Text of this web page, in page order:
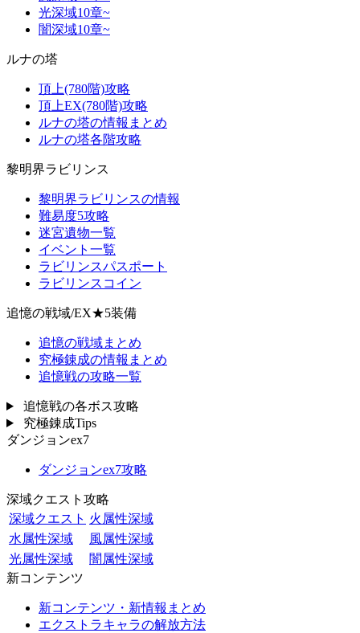
光深域10章~
闇深域10章~
ルナの塔
頂上(780階)攻略
頂上EX(780階)攻略
ルナの塔の情報まとめ
ルナの塔各階攻略
黎明界ラビリンス
黎明界ラビリンスの情報
難易度5攻略
迷宮遺物一覧
イベント一覧
ラビリンスパスポート
ラビリンスコイン
追憶の戦域/EX★5装備
追憶の戦域まとめ
究極錬成の情報まとめ
追憶戦の攻略一覧
追憶戦の各ボス攻略
究極錬成Tips
ダンジョンex7
ダンジョンex7攻略
深域クエスト攻略
深域クエスト 火属性深域
水属性深域
風属性深域
光属性深域
闇属性深域
新コンテンツ
新コンテンツ・新情報まとめ
エクストラキャラの解放方法